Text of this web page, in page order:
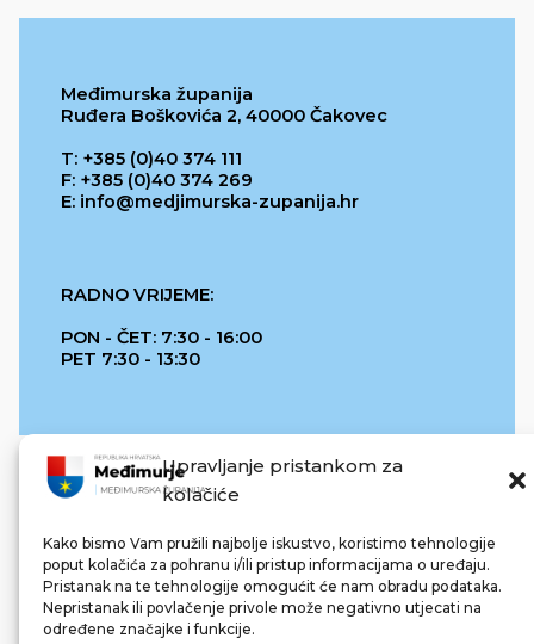
Upravljanje pristankom za
kolačiće
Kako bismo Vam pružili najbolje iskustvo, koristimo tehnologije
poput kolačića za pohranu i/ili pristup informacijama o uređaju.
Pristanak na te tehnologije omogućit će nam obradu podataka.
Nepristanak ili povlačenje privole može negativno utjecati na
određene značajke i funkcije.
Međimurska županija
Ruđera Boškovića 2, 40000 Čakovec
T: +385 (0)40 374 111
F: +385 (0)40 374 269
E: info@medjimurska-zupanija.hr
RADNO VRIJEME:
PON - ČET: 7:30 - 16:00
PET 7:30 - 13:30
REPUBLIKA HRVATSKA